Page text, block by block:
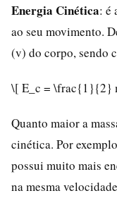
Energia Cinética: é
ao seu movimento.
(v) do corpo, sendo
\[ E_c = \frac{1}{2}
Quanto maior a
cinética. Por
possui muito mais
na mesma